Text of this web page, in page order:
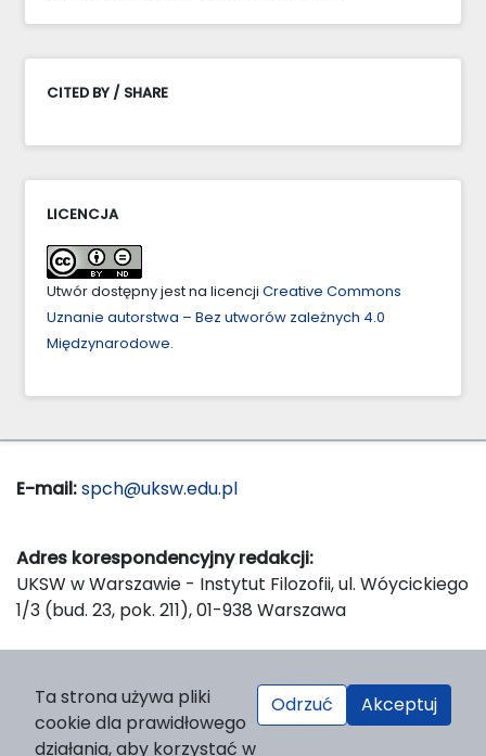
CITED BY / SHARE
LICENCJA
Utwór dostępny jest na licencji Creative Commons
Uznanie autorstwa – Bez utworów zależnych 4.0
Międzynarodowe.
E-mail:spch@uksw.edu.pl
Adres korespondencyjny redakcji:
UKSW w Warszawie - Instytut Filozofii, ul. Wóycickiego
1/3 (bud. 23, pok. 211), 01-938 Warszawa
Wydawnictwo Naukowe UKSW, ul. Dewajtis 5, domek
nr 2, 01-815 Warszawa
Ta strona używa pliki
cookie dla prawidłowego
działania, aby korzystać w
Odrzuć Akceptuj